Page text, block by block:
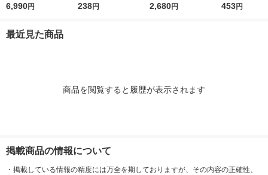
elacon メディアコン
個（直送品）
6,990円
タイプ KP3 1個
238円
抜けどめタップ 3P
2,680円
口 黒
453円
最近見た商品
商品を閲覧すると履歴が表示されます
掲載商品の情報について
・ 掲載している情報の精度には万全を期しておりますが、その内容の正確性、